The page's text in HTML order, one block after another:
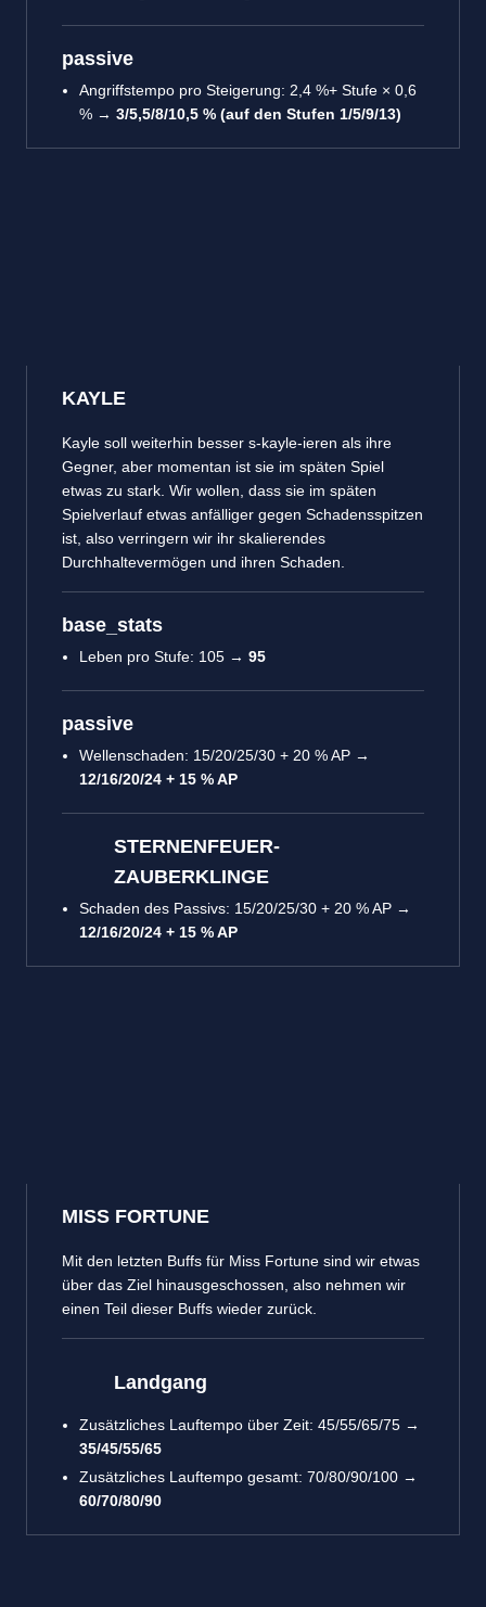
passive
Angriffstempo pro Steigerung: 2,4 %+ Stufe × 0,6
% → 3/5,5/8/10,5 % (auf den Stufen 1/5/9/13)
KAYLE
Kayle soll weiterhin besser s-kayle-ieren als ihre
Gegner, aber momentan ist sie im späten Spiel
etwas zu stark. Wir wollen, dass sie im späten
Spielverlauf etwas anfälliger gegen Schadensspitzen
ist, also verringern wir ihr skalierendes
Durchhaltevermögen und ihren Schaden.
base_stats
Leben pro Stufe: 105 → 95
passive
Wellenschaden: 15/20/25/30 + 20 % AP →
12/16/20/24 + 15 % AP
STERNENFEUER-
ZAUBERKLINGE
Schaden des Passivs: 15/20/25/30 + 20 % AP →
12/16/20/24 + 15 % AP
MISS FORTUNE
Mit den letzten Buffs für Miss Fortune sind wir etwas
über das Ziel hinausgeschossen, also nehmen wir
einen Teil dieser Buffs wieder zurück.
Landgang
Zusätzliches Lauftempo über Zeit: 45/55/65/75 →
35/45/55/65
Zusätzliches Lauftempo gesamt: 70/80/90/100 →
60/70/80/90